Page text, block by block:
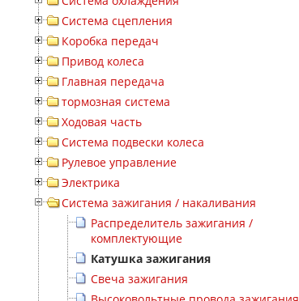
Система сцепления
Коробка передач
Привод колеса
Главная передача
тормозная система
Ходовая часть
Система подвески колеса
Рулевое управление
Электрика
Система зажигания / накаливания
Распределитель зажигания /
комплектующие
Катушка зажигания
Свеча зажигания